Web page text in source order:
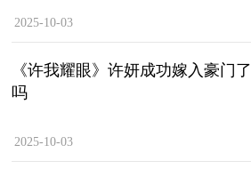
2025-10-03
《许我耀眼》许妍成功嫁入豪门了
吗
2025-10-03